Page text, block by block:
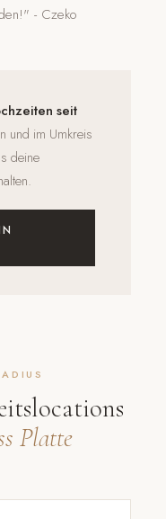
- Czeko
seit
und im Umkreis
deine
Platte